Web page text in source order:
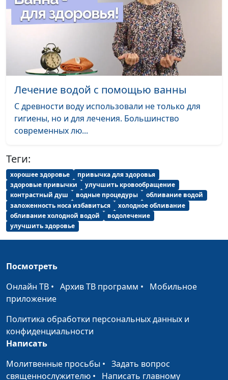
семейным
взаимоотношениям
Александр Сахаров,
священнослужитель,
консультант по
семейным
Пророк Иса: роль и
миссия
Анвар Гиндуллин,
священнослужитель,
Кто такой пророк Иса
в Коране?
Анвар Гиндуллин,
священнослужитель,
Вадим Кочкарев,
священнослужитель,
магистр богословия
оправдание?
священнослужитель,
магистр богословия
Как проявить
милосердие вопреки
несправедливости?
священнослужитель,
магистр богословия
Лечение водой с помощью ванны
С древности воду использовали не только для
гигиены, но и для лечения. Большинство
современных лю...
Теги:
хорошее здоровье
привычка для здоровья
здоровые привычки
улучшить кровообращение
контрастный душ
водные процедуры
обливание водой
заложенность носа избавиться
холодное обливание
обливание холодной водой
водолечение
улучшить здоровье
Посмотреть
Онлайн ТВ • Архив ТВ программ • Мобильное
приложение
Политика обработки персональных данных и
конфиденциальности
Написать
Молитвенные просьбы • Задать вопрос
священнослужителю • Написать главному